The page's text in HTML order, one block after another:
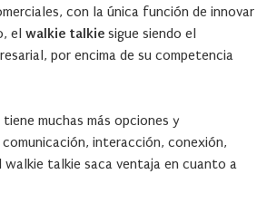
con la única función de innovar
el walkie talkie sigue siendo el
por encima de su competencia
muchas más opciones y
interacción, conexión,
talkie saca ventaja en cuanto a